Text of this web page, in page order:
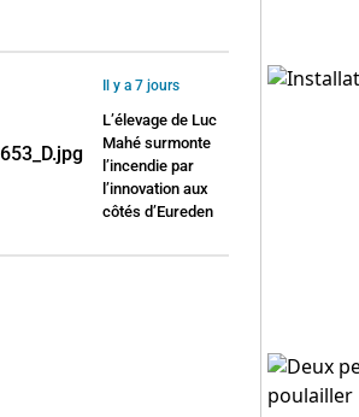
Il y a 7 jours
L’élevage de Luc
Mahé surmonte
l’incendie par
l’innovation aux
côtés d’Eureden